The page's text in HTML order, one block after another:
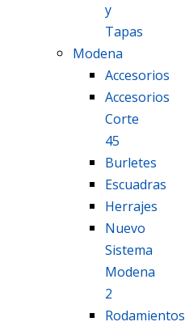
y
Tapas
Modena
Accesorios
Accesorios
Corte
45
Burletes
Escuadras
Herrajes
Nuevo
Sistema
Modena
2
Rodamientos